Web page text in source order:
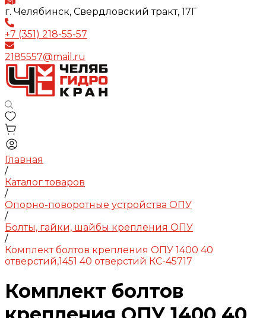
г. Челябинск, Свердловский тракт, 17Г
+7 (351) 218-55-57
2185557@mail.ru
Главная
/
Каталог товаров
/
Опорно-поворотные устройства ОПУ
/
Болты, гайки, шайбы крепления ОПУ
/
Комплект болтов крепления ОПУ 1400 40
отверстий,1451 40 отверстий КС-45717
Комплект болтов